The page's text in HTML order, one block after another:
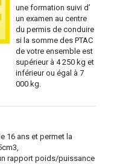
une formation suivi d’
un examen au centre
du permis de conduire
si la somme des PTAC
de votre ensemble est
supérieur à 4 250 kg et
inférieur ou égal à 7
000 kg.
16 ans et permet la
rapport poids/puissance